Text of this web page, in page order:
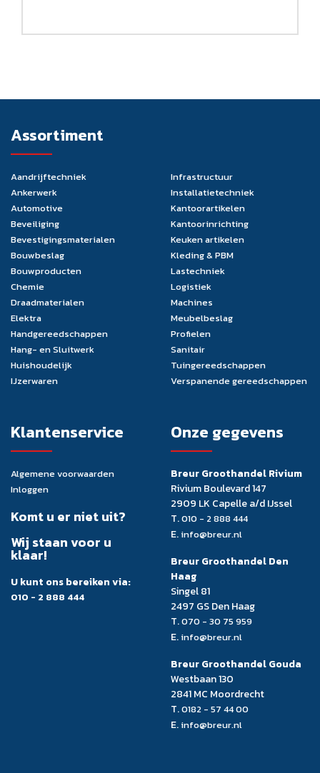
Assortiment
Aandrijftechniek
Ankerwerk
Automotive
Beveiliging
Bevestigingsmaterialen
Bouwbeslag
Bouwproducten
Chemie
Draadmaterialen
Elektra
Handgereedschappen
Hang- en Sluitwerk
Huishoudelijk
IJzerwaren
Infrastructuur
Installatietechniek
Kantoorartikelen
Kantoorinrichting
Keuken artikelen
Kleding & PBM
Lastechniek
Logistiek
Machines
Meubelbeslag
Profielen
Sanitair
Tuingereedschappen
Verspanende gereedschappen
Klantenservice
Algemene voorwaarden
Inloggen
Komt u er niet uit?
Wij staan voor u
klaar!
U kunt ons bereiken via:
010 - 2 888 444
Onze gegevens
Breur Groothandel Rivium
Rivium Boulevard 147
2909 LK Capelle a/d IJssel
T.010 - 2 888 444
E. info@breur.nl
Breur Groothandel Den
Haag
Singel 81
2497 GS Den Haag
T.070 - 30 75 959
E. info@breur.nl
Breur Groothandel Gouda
Westbaan 130
2841 MC Moordrecht
T.0182 - 57 44 00
E. info@breur.nl